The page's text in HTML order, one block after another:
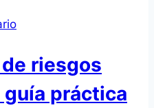
riesgos
práctica